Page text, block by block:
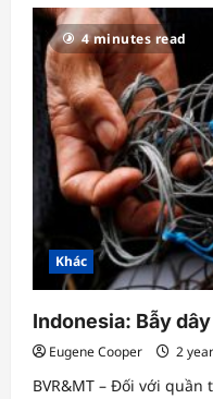
Nhiều
công
trình
nghiên
cứu
về
Môi
trường
được
công
bố
tại
Hội
thảo
khoa
học
quốc
gia
lần
IV
4 minutes read
Khác
Indonesia: Bẫy
Eugene Cooper 2
BVR&MT – Đối với